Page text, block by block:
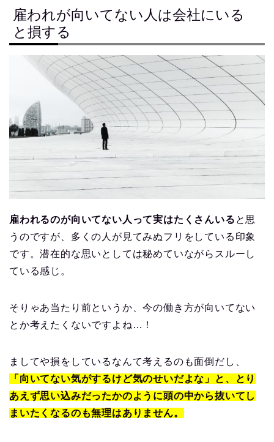
雇われが向いてない人は会社にいる
と損する
雇われるのが向いてない人って実はたくさんいる と思
うのですが、多くの人が見てみぬフリをしている印象
です。潜在的な思いとしては秘めていながらスルーし
ている感じ。
そりゃあ当たり前というか、今の働き方が向いてない
とか考えたくないですよね…！
ましてや損をしているなんて考えるのも面倒だし、
「向いてない気がするけど気のせいだよな」と、とり
あえず思い込みだったかのように頭の中から抜いてし
まいたくなるのも無理はありません。